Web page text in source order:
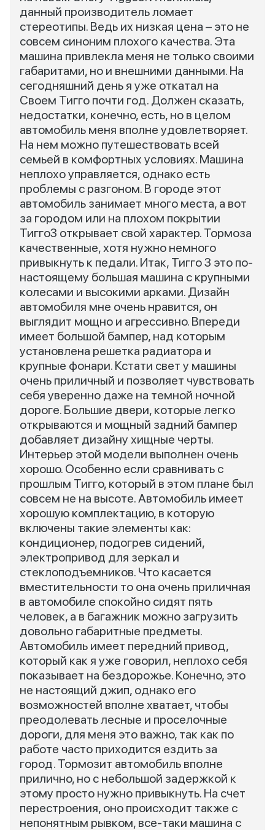
данный производитель ломает
стереотипы. Ведь их низкая цена – это не
совсем синоним плохого качества. Эта
машина привлекла меня не только своими
габаритами, но и внешними данными. На
сегодняшний день я уже откатал на
Своем Тигго почти год. Должен сказать,
недостатки, конечно, есть, но в целом
автомобиль меня вполне удовлетворяет.
На нем можно путешествовать всей
семьей в комфортных условиях. Машина
неплохо управляется, однако есть
проблемы с разгоном. В городе этот
автомобиль занимает много места, а вот
за городом или на плохом покрытии
Тигго3 открывает свой характер. Тормоза
качественные, хотя нужно немного
привыкнуть к педали. Итак, Тигго 3 это по-
настоящему большая машина с крупными
колесами и высокими арками. Дизайн
автомобиля мне очень нравится, он
выглядит мощно и агрессивно. Впереди
имеет большой бампер, над которым
установлена решетка радиатора и
крупные фонари. Кстати свет у машины
очень приличный и позволяет чувствовать
себя уверенно даже на темной ночной
дороге. Большие двери, которые легко
открываются и мощный задний бампер
добавляет дизайну хищные черты.
Интерьер этой модели выполнен очень
хорошо. Особенно если сравнивать с
прошлым Тигго, который в этом плане был
совсем не на высоте. Автомобиль имеет
хорошую комплектацию, в которую
включены такие элементы как:
кондиционер, подогрев сидений,
электропривод для зеркал и
стеклоподъемников. Что касается
вместительности то она очень приличная
в автомобиле спокойно сидят пять
человек, а в багажник можно загрузить
довольно габаритные предметы.
Автомобиль имеет передний привод,
который как я уже говорил, неплохо себя
показывает на бездорожье. Конечно, это
не настоящий джип, однако его
возможностей вполне хватает, чтобы
преодолевать лесные и проселочные
дороги, для меня это важно, так как по
работе часто приходится ездить за
город. Тормозит автомобиль вполне
прилично, но с небольшой задержкой к
этому просто нужно привыкнуть. На счет
перестроения, оно происходит также с
непонятным рывком, все-таки машина с